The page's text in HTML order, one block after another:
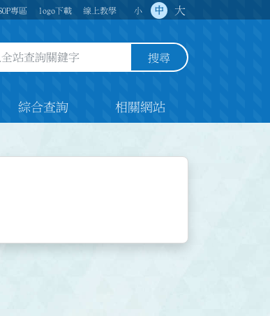
專區 logo下載 線上教學 小 中 大
關鍵字欄位 搜尋
綜合查詢 相關網站